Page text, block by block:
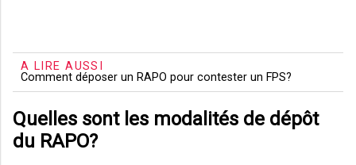
A LIRE AUSSI
Comment déposer un RAPO pour contester un FPS?
Quelles sont les modalités de dépôt
du RAPO?